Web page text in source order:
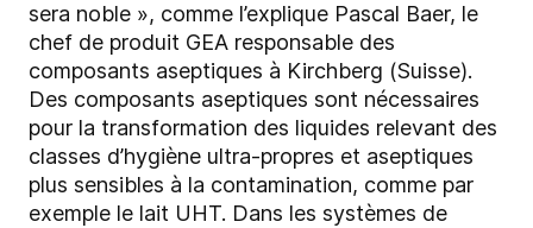
sera noble », comme l’explique Pascal Baer, le
chef de produit GEA responsable des
composants aseptiques à Kirchberg (Suisse).
Des composants aseptiques sont nécessaires
pour la transformation des liquides relevant des
classes d’hygiène ultra-propres et aseptiques
plus sensibles à la contamination, comme par
exemple le lait UHT. Dans les systèmes de